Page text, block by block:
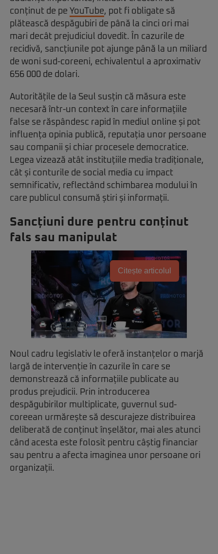
conținut de pe YouTube, pot fi obligate să
plătească despăgubiri de până la cinci ori mai
mari decât prejudiciul dovedit. În cazurile de
recidivă, sancțiunile pot ajunge până la un miliard
de woni sud-coreeni, echivalentul a aproximativ
656 000 de dolari.
Autoritățile de la Seul susțin că măsura este
necesară într-un context în care informațiile
false se răspândesc rapid în mediul online și pot
influența opinia publică, reputația unor persoane
sau companii și chiar procesele democratice.
Legea vizează atât instituțiile media tradiționale,
cât și conturile de social media cu impact
semnificativ, reflectând schimbarea modului în
care publicul consumă știri și informații.
Sancțiuni dure pentru conținut
fals sau manipulat
Citește articolul
Noul cadru legislativ le oferă instanțelor o marjă
largă de intervenție în cazurile în care se
demonstrează că informațiile publicate au
produs prejudicii. Prin introducerea
despăgubirilor multiplicate, guvernul sud-
coreean urmărește să descurajeze distribuirea
deliberată de conținut înșelător, mai ales atunci
când acesta este folosit pentru câștig financiar
sau pentru a afecta imaginea unor persoane ori
organizații.